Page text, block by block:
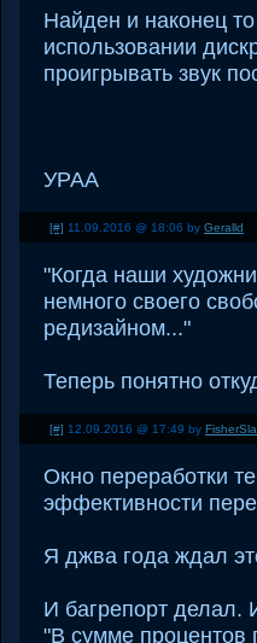
Найден и наконец
использовании
проигрывать звук
УРАА
[#] 11.09.2016 @ 18:06 by Geralld
"Когда наши
немного своего
редизайном..."
Теперь понятно
[#] 12.09.2016 @ 17:49 by
Окно переработки
эффективности
Я джва года ждал
И багрепорт делал.
"В сумме процентов